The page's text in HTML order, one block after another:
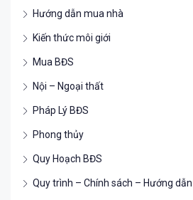
Hướng dẫn mua nhà
Kiến thức môi giới
Mua BĐS
Nội – Ngoại thất
Pháp Lý BĐS
Phong thủy
Quy Hoạch BĐS
Quy trình – Chính sách – Hướng dẫn